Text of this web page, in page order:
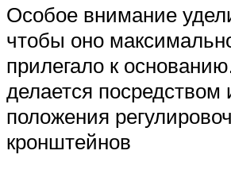
Особое внимание
чтобы оно
прилегало к
делается посредством
положения
кронштейнов